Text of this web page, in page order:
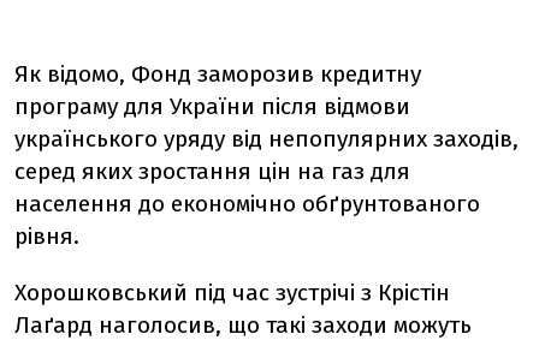
Як відомо, Фонд заморозив кредитну
програму для України після відмови
українського уряду від непопулярних заходів,
серед яких зростання цін на газ для
населення до економічно обґрунтованого
рівня.
Хорошковський під час зустрічі з Крістін
Лаґард наголосив, що такі заходи можуть